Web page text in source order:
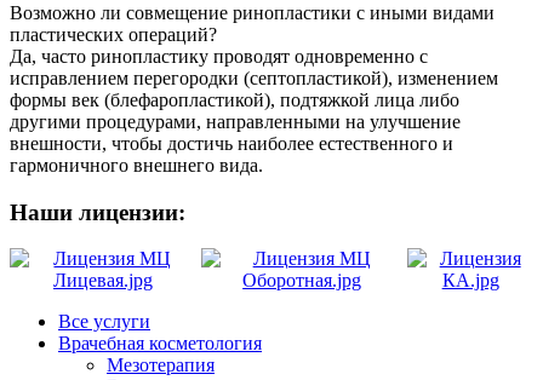
Возможно ли совмещение ринопластики с иными видами
пластических операций?
Да, часто ринопластику проводят одновременно с
исправлением перегородки (септопластикой), изменением
формы век (блефаропластикой), подтяжкой лица либо
другими процедурами, направленными на улучшение
внешности, чтобы достичь наиболее естественного и
гармоничного внешнего вида.
Наши лицензии:
Все услуги
Врачебная косметология
Мезотерапия